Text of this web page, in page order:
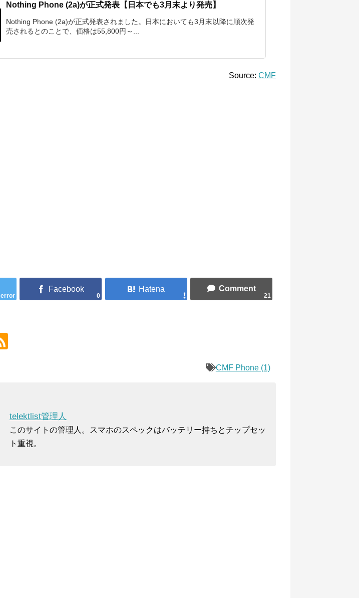
Nothing Phone (2a)が正式発表【日本でも3月末より発売】
Nothing Phone (2a)が正式発表されました。日本においても3月末以降に順次発
売されるとのことで、価格は55,800円～...
Source: CMF
error 0 21
CMF Phone (1)
telektlist管理人
このサイトの管理人。スマホのスペックはバッテリー持ちとチップセッ
ト重視。